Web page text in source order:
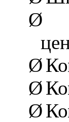
Ø
Ø
Ø
Ø